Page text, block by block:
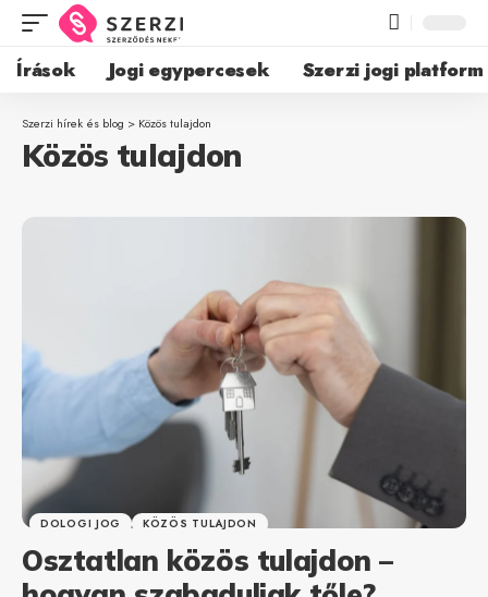
Írások Jogi egypercesek Szerzi jogi platform
Szerzi hírek és blog > Közös tulajdon
Közös tulajdon
DOLOGI JOG KÖZÖS TULAJDON
Osztatlan közös tulajdon –